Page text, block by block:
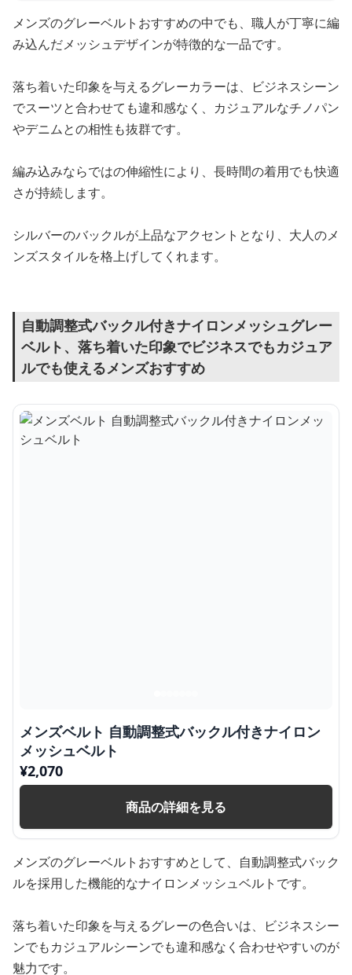
メンズのグレーベルトおすすめの中でも、職人が丁寧に編
み込んだメッシュデザインが特徴的な一品です。
落ち着いた印象を与えるグレーカラーは、ビジネスシーン
でスーツと合わせても違和感なく、カジュアルなチノパン
やデニムとの相性も抜群です。
編み込みならではの伸縮性により、長時間の着用でも快適
さが持続します。
シルバーのバックルが上品なアクセントとなり、大人のメ
ンズスタイルを格上げしてくれます。
自動調整式バックル付きナイロンメッシュグレー
ベルト、落ち着いた印象でビジネスでもカジュア
ルでも使えるメンズおすすめ
メンズベルト 自動調整式バックル付きナイロン
メッシュベルト
¥2,070
商品の詳細を見る
メンズのグレーベルトおすすめとして、自動調整式バック
ルを採用した機能的なナイロンメッシュベルトです。
落ち着いた印象を与えるグレーの色合いは、ビジネスシー
ンでもカジュアルシーンでも違和感なく合わせやすいのが
魅力です。